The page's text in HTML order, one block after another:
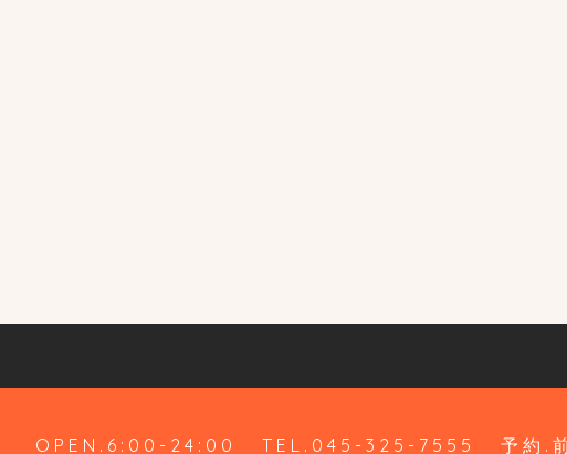
OPEN.6:00-24:00 TEL.045-325-7555 予約.